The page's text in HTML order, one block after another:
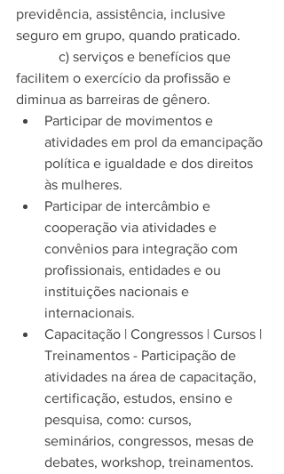
previdência, assistência, inclusive
seguro em grupo, quando praticado.
facilitem o exercício da profissão e
diminua as barreiras de gênero.
Participar de movimentos e
atividades em prol da emancipação
política e igualdade e dos direitos
às mulheres.
Participar de intercâmbio e
cooperação via atividades e
convênios para integração com
profissionais, entidades e ou
instituições nacionais e
internacionais.
Capacitação | Congressos | Cursos |
Treinamentos - Participação de
atividades na área de capacitação,
certificação, estudos, ensino e
pesquisa, como: cursos,
seminários, congressos, mesas de
debates, workshop, treinamentos.